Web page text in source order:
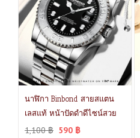
นาฬิกา Binbond สายสแตน
เลสแท้ หน้าปัดดำดีไซน์สวย
1,100฿ 590 ฿